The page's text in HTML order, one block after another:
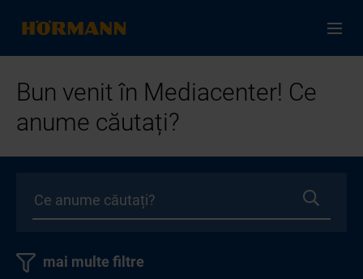
Bun venit în Mediacenter! Ce
anume căutați?
mai multe filtre